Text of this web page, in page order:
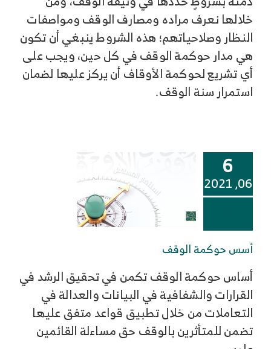
خلالها نعرف مراده ومصارف الوقف ومواصفات
النظار وصلاحياتهم؛ هذه الشروط ينبغي أن تكون
هي مدار حوكمة الوقف في كل حين، ويجب على
أي تشريع لحوكمة الأوقاف أن يركز عليها لضمان
استمرار سنة الوقف.
6
06, 2021
أسس حوكمة الوقف
أساس حوكمة الوقف تكمن في تحقيق الرشد في
القرارات والشفافية في البيانات والعدالة في
التعاملات من خلال تطبيق قواعد متفق عليها
تضمن للمتأثرين بالوقف حق مساءلة القائمين